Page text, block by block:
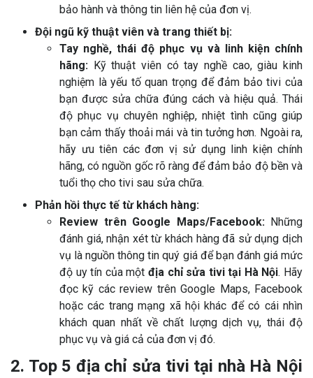
bảo hành và thông tin liên hệ của đơn vị.
Đội ngũ kỹ thuật viên và trang thiết bị:
Tay nghề, thái độ phục vụ và linh kiện chính
hãng: Kỹ thuật viên có tay nghề cao, giàu kinh
nghiệm là yếu tố quan trọng để đảm bảo tivi của
bạn được sửa chữa đúng cách và hiệu quả. Thái
độ phục vụ chuyên nghiệp, nhiệt tình cũng giúp
bạn cảm thấy thoải mái và tin tưởng hơn. Ngoài ra,
hãy ưu tiên các đơn vị sử dụng linh kiện chính
hãng, có nguồn gốc rõ ràng để đảm bảo độ bền và
tuổi thọ cho tivi sau sửa chữa.
Phản hồi thực tế từ khách hàng:
Review trên Google Maps/Facebook: Những
đánh giá, nhận xét từ khách hàng đã sử dụng dịch
vụ là nguồn thông tin quý giá để bạn đánh giá mức
độ uy tín của một địa chỉ sửa tivi tại Hà Nội. Hãy
đọc kỹ các review trên Google Maps, Facebook
hoặc các trang mạng xã hội khác để có cái nhìn
khách quan nhất về chất lượng dịch vụ, thái độ
phục vụ và giá cả của đơn vị đó.
2. Top 5 địa chỉ sửa tivi tại nhà Hà Nội